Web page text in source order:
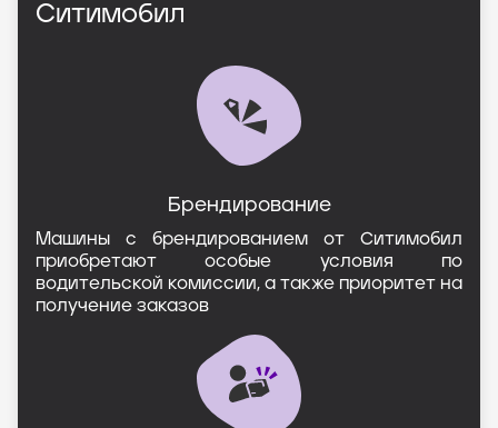
Ситимобил
Брендирование
Машины с брендированием от Ситимобил
приобретают особые условия по
водительской комиссии, а также приоритет на
получение заказов